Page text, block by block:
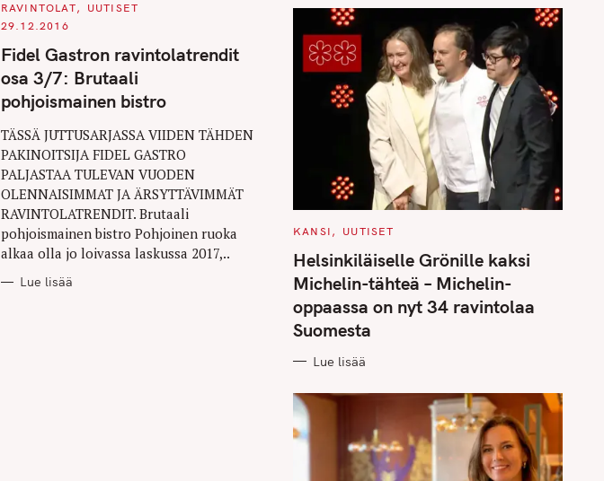
T
E
O
R
E
RAVINTOLAT
UUTISET
29.12.2016
Fidel Gastron ravintolatrendit
osa 3/7: Brutaali
pohjoismainen bistro
TÄSSÄ JUTTUSARJASSA VIIDEN TÄHDEN
PAKINOITSIJA FIDEL GASTRO
PALJASTAA TULEVAN VUODEN
OLENNAISIMMAT JA ÄRSYTTÄVIMMÄT
RAVINTOLATRENDIT. Brutaali
pohjoismainen bistro Pohjoinen ruoka
alkaa olla jo loivassa laskussa 2017,..
Lue lisää
C
T
E
G
O
I
E
S
KANSI UUTISET
Helsinkiläiselle Grönille kaksi
Michelin-tähteä – Michelin-
oppaassa on nyt 34 ravintolaa
Suomesta
Lue lisää
Press Esc to cancel.